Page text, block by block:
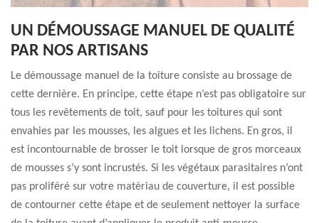
UN DÉMOUSSAGE MANUEL DE QUALITÉ
PAR NOS ARTISANS
Le démoussage manuel de la toiture consiste au brossage de
cette dernière. En principe, cette étape n’est pas obligatoire sur
tous les revêtements de toit, sauf pour les toitures qui sont
envahies par les mousses, les algues et les lichens. En gros, il
est incontournable de brosser le toit lorsque de gros morceaux
de mousses s’y sont incrustés. Si les végétaux parasitaires n’ont
pas proliféré sur votre matériau de couverture, il est possible
de contourner cette étape et de seulement nettoyer la surface